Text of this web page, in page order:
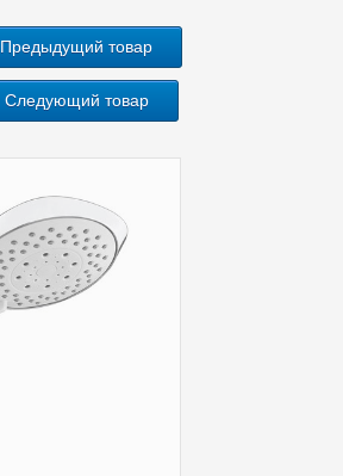
Предыдущий товар
Следующий товар